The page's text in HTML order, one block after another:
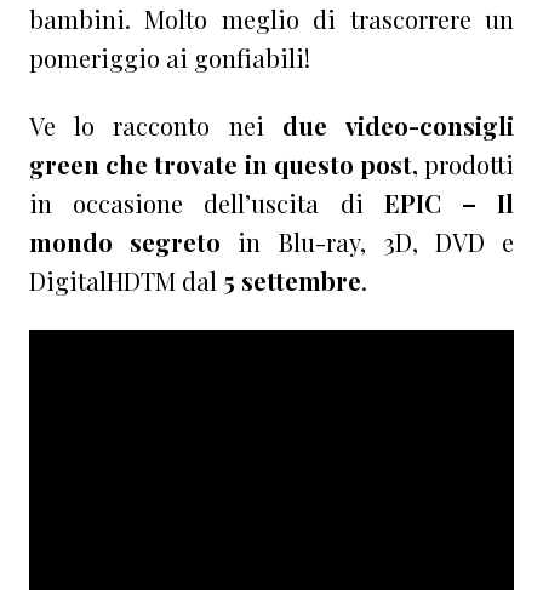
bambini. Molto meglio di trascorrere un
pomeriggio ai gonfiabili!
Ve lo racconto nei due video-consigli
green che trovate in questo post, prodotti
in
occasione dell’uscita di EPIC – Il
mondo segreto in Blu-ray, 3D, DVD e
DigitalHDTM dal 5 settembre.